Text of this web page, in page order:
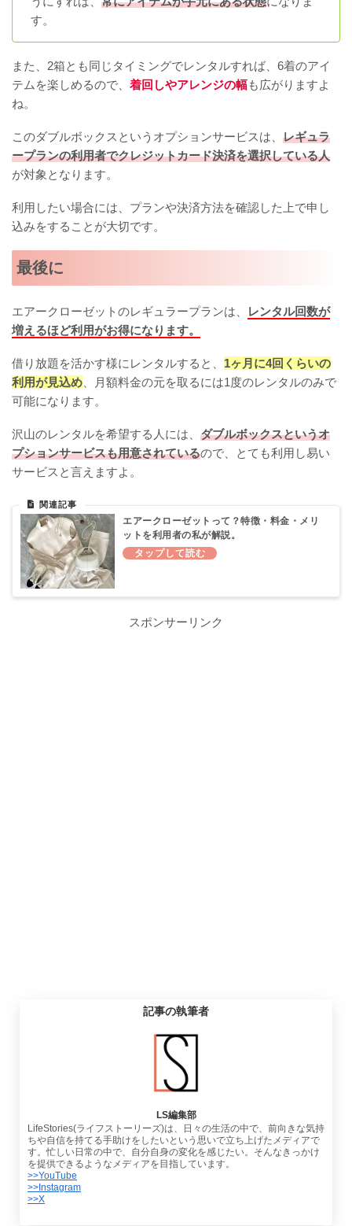
す。
また、2箱とも同じタイミングでレンタルすれば、6着のアイ
テムを楽しめるので、 着回しやアレンジの幅も広がりますよ
ね。
このダブルボックスというオプションサービスは、 レギュラ
ープランの利用者でクレジットカード決済を選択している人
が対象となります。
利用したい場合には、プランや決済方法を確認した上で申し
込みをすることが大切です。
最後に
エアークローゼットのレギュラープランは、
レンタル回数が
増えるほど利用がお得になります。
借り放題を活かす様にレンタルすると、 1ヶ月に4回くらいの
利用が見込め 、月額料金の元を取るには1度のレンタルのみで
可能になります。
沢山のレンタルを希望する人には、 ダブルボックスというオ
プションサービスも用意されているので、とても利用し易い
サービスと言えますよ。
エアークローゼットって？特徴・料金・メリ
ットを利用者の私が解説。
スポンサーリンク
記事の執筆者
LS編集部
LifeStories(ライフストーリーズ)は、日々の生活の中で、前向きな気持
ちや自信を持てる手助けをしたいという思いで立ち上げたメディアで
す。忙しい日常の中で、自分自身の変化を感じたい。そんなきっかけ
を提供できるようなメディアを目指しています。
>>YouTube
>>Instagram
>>X